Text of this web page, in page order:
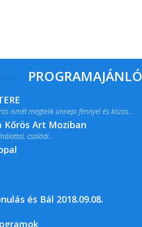
PROGRAMAJÁNLÓ
ismét megtelik ünnepi fénnyel és közös...
Kőrös Art Moziban
családi...
Községi Könyvtár és...
és Bál 2018.09.08.